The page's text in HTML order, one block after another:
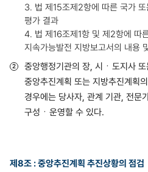
3. 법 제15조제2항에 따른 국가
평가 결과
4. 법 제16조제1항 및 제2항에 따
지속가능발전 지방보고서의 내용
중앙행정기관의 장, 시ㆍ도지사
중앙추진계획 또는 지방추진계획
경우에는 당사자, 관계 기관, 전문
구성ㆍ운영할 수 있다.
제8조 : 중앙추진계획 추진상황의 점검